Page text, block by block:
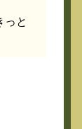
っと